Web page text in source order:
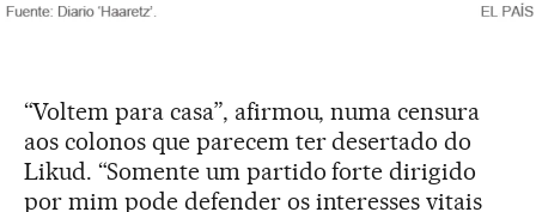
“Voltem para casa”, afirmou, numa censura
aos colonos que parecem ter desertado do
Likud. “Somente um partido forte dirigido
por mim pode defender os interesses vitais